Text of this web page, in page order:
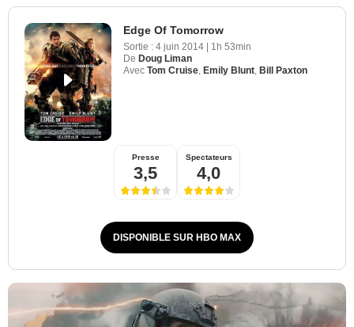
Edge Of Tomorrow
Sortie : 4 juin 2014
1h 53min
De Doug Liman
Avec Tom Cruise, Emily Blunt, Bill Paxton
Presse
3,5
Spectateurs
4,0
DISPONIBLE SUR HBO MAX